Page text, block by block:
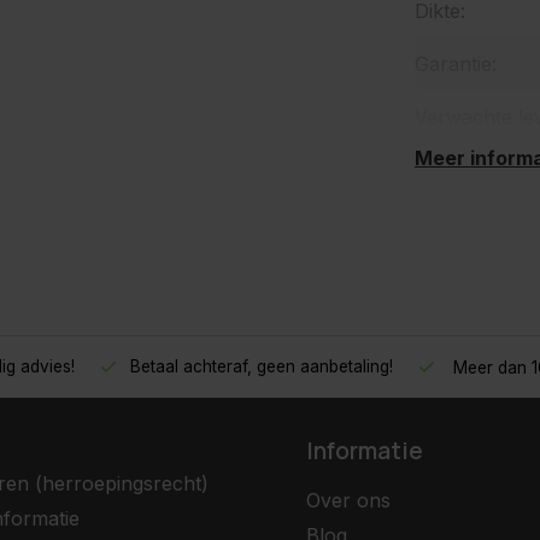
Dikte:
Meer
advies! Betaal achteraf, geen aanbetaling! Meer dan
(herroepingsrecht)
Informatie
Over ons
Blog